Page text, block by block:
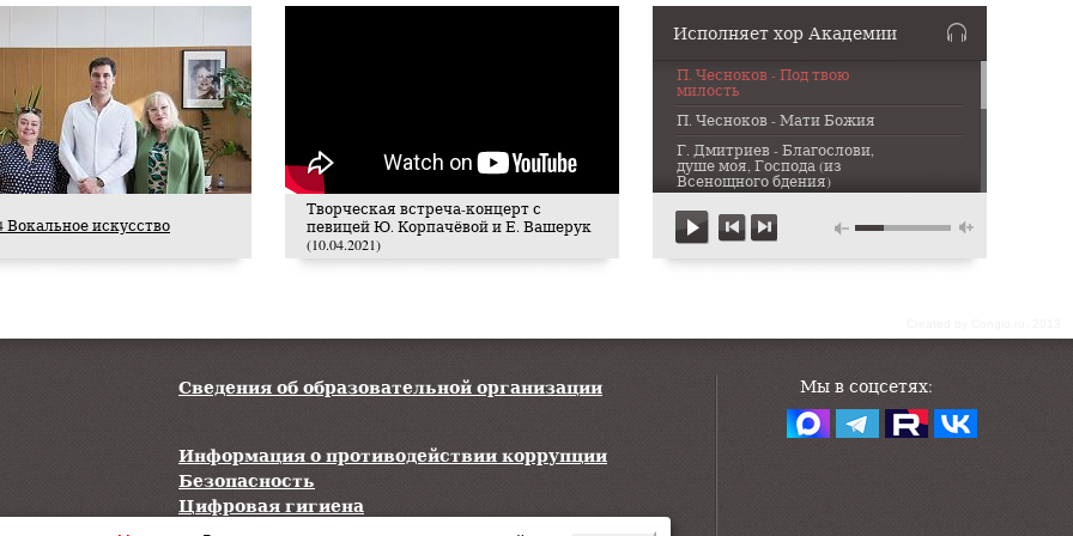
Вокальное искусство
Творческая встреча-концерт с
певицей Ю. Корпачёвой и Е. Вашерук
(10.04.2021)
Исполняет хор Академии
П. Чесноков - Под твою
милость
П. Чесноков - Мати Божия
Г. Дмитриев - Благослови,
душе моя, Господа (из
Всенощного бдения)
Г. Дмитриев - Казнь (из
Старорусских сказаний)
Р.Н.П. Вниз по матушке по
Р.Н.П. Ой, дуб дуба
Сведения об образовательной организации
Информация о противодействии коррупции
Безопасность
Цифровая гигиена
Мы в соцсетях: